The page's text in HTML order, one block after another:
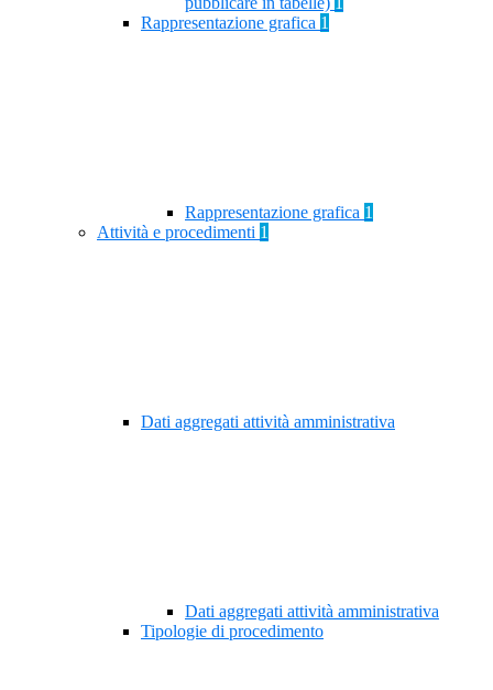
Rappresentazione grafica 1
Rappresentazione grafica 1
Attività e procedimenti 1
Dati aggregati attività amministrativa
Dati aggregati attività amministrativa
Tipologie di procedimento